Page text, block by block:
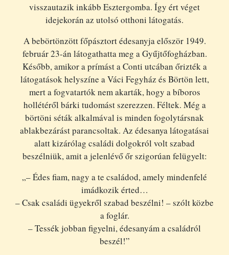
visszautazik inkább Esztergomba. Így ért véget
idejekorán az utolsó otthoni látogatás.
A bebörtönzött főpásztort édesanyja először 1949.
február 23-án látogathatta meg a Gyűjtőfogházban.
Később, amikor a prímást a Conti utcában őrizték a
látogatások helyszíne a Váci Fegyház és Börtön lett,
mert a fogvatartók nem akarták, hogy a bíboros
hollétéről bárki tudomást szerezzen. Féltek. Még a
börtöni séták alkalmával is minden fogolytársnak
ablakbezárást parancsoltak. Az édesanya látogatásai
alatt kizárólag családi dolgokról volt szabad
beszélniük, amit a jelenlévő őr szigorúan felügyelt:
„– Édes fiam, nagy a te családod, amely mindenfelé
imádkozik érted…
– Csak családi ügyekről szabad beszélni! – szólt közbe
a foglár.
– Tessék jobban figyelni, édesanyám a családról
beszél!”